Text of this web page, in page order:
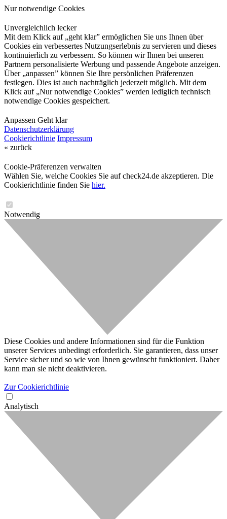
Nur notwendige Cookies
Unvergleichlich lecker
Mit dem Klick auf „geht klar” ermöglichen Sie uns Ihnen über
Cookies ein verbessertes Nutzungserlebnis zu servieren und dieses
kontinuierlich zu verbessern. So können wir Ihnen bei unseren
Partnern personalisierte Werbung und passende Angebote anzeigen.
Über „anpassen” können Sie Ihre persönlichen Präferenzen
festlegen. Dies ist auch nachträglich jederzeit möglich. Mit dem
Klick auf „Nur notwendige Cookies” werden lediglich technisch
notwendige Cookies gespeichert.
Anpassen Geht klar
Datenschutzerklärung
Cookierichtlinie Impressum
« zurück
Cookie-Präferenzen verwalten
Wählen Sie, welche Cookies Sie auf check24.de akzeptieren. Die
Cookierichtlinie finden Sie hier.
Notwendig
Diese Cookies und andere Informationen sind für die Funktion
unserer Services unbedingt erforderlich. Sie garantieren, dass unser
Service sicher und so wie von Ihnen gewünscht funktioniert. Daher
kann man sie nicht deaktivieren.
Zur Cookierichtlinie
Analytisch